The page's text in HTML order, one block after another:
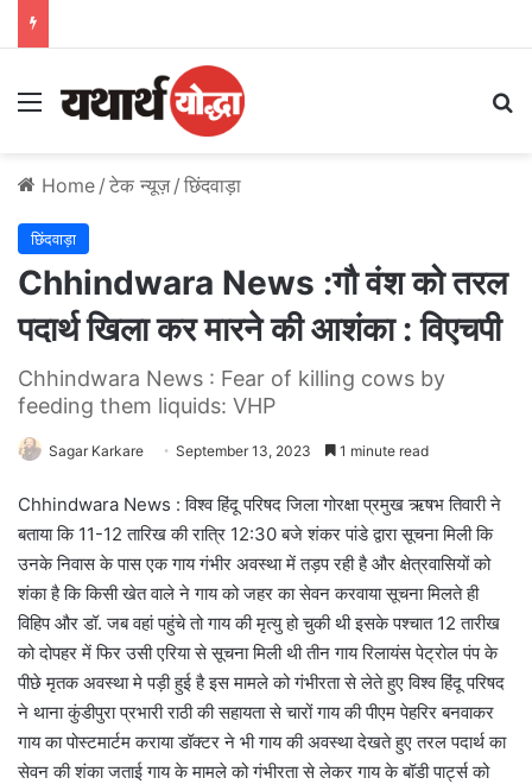
Menu
Home / टेक न्यूज़ / छिंदवाड़ा
छिंदवाड़ा
Chhindwara News :गौ वंश को तरल
पदार्थ खिला कर मारने की आशंका : विएचपी
Chhindwara News : Fear of killing cows by
feeding them liquids: VHP
Sagar Karkare September 13, 2023 1 minute read
Chhindwara News : विश्व हिंदू परिषद जिला गोरक्षा प्रमुख ऋषभ तिवारी ने
बताया कि 11-12 तारिख की रात्रि 12:30 बजे शंकर पांडे द्वारा सूचना मिली कि
उनके निवास के पास एक गाय गंभीर अवस्था में तड़प रही है और क्षेत्रवासियों को
शंका है कि किसी खेत वाले ने गाय को जहर का सेवन करवाया सूचना मिलते ही
विहिप और डॉ. जब वहां पहुंचे तो गाय की मृत्यु हो चुकी थी इसके पश्चात 12 तारीख
को दोपहर में फिर उसी एरिया से सूचना मिली थी तीन गाय रिलायंस पेट्रोल पंप के
पीछे मृतक अवस्था मे पड़ी हुई है इस मामले को गंभीरता से लेते हुए विश्व हिंदू परिषद
ने थाना कुंडीपुरा प्रभारी राठी की सहायता से चारों गाय की पीएम पेहरिर बनवाकर
गाय का पोस्टमार्टम कराया डॉक्टर ने भी गाय की अवस्था देखते हुए तरल पदार्थ का
सेवन की शंका जताई गाय के मामले को गंभीरता से लेकर गाय के बॉडी पार्ट्स को